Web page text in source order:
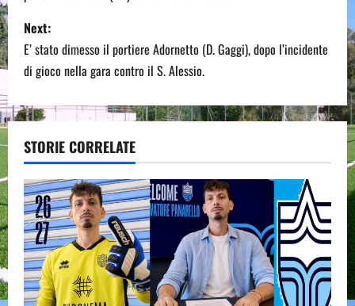
s
t
n
a
v
i
g
a
t
Next:
E’ stato dimesso il portiere Adornetto (D. Gaggi), dopo l’incidente
di gioco nella gara contro il S. Alessio.
STORIE CORRELATE